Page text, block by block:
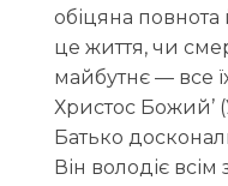
обіцяна повнота
це життя, чи
майбутнє — все
Христос Божий’
Батько
Він володіє